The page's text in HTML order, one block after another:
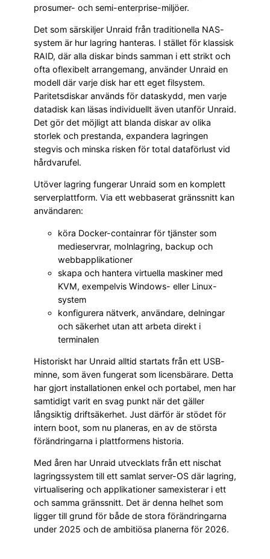
prosumer- och semi-enterprise-miljöer.
Det som särskiljer Unraid från traditionella NAS-
system är hur lagring hanteras. I stället för klassisk
RAID, där alla diskar binds samman i ett strikt och
ofta oflexibelt arrangemang, använder Unraid en
modell där varje disk har ett eget filsystem.
Paritetsdiskar används för dataskydd, men varje
datadisk kan läsas individuellt även utanför Unraid.
Det gör det möjligt att blanda diskar av olika
storlek och prestanda, expandera lagringen
stegvis och minska risken för total dataförlust vid
hårdvarufel.
Utöver lagring fungerar Unraid som en komplett
serverplattform. Via ett webbaserat gränssnitt kan
användaren:
köra Docker-containrar för tjänster som
medieservrar, molnlagring, backup och
webbapplikationer
skapa och hantera virtuella maskiner med
KVM, exempelvis Windows- eller Linux-
system
konfigurera nätverk, användare, delningar
och säkerhet utan att arbeta direkt i
terminalen
Historiskt har Unraid alltid startats från ett USB-
minne, som även fungerat som licensbärare. Detta
har gjort installationen enkel och portabel, men har
samtidigt varit en svag punkt när det gäller
långsiktig driftsäkerhet. Just därför är stödet för
intern boot, som nu planeras, en av de största
förändringarna i plattformens historia.
Med åren har Unraid utvecklats från ett nischat
lagringssystem till ett samlat server-OS där lagring,
virtualisering och applikationer samexisterar i ett
och samma gränssnitt. Det är denna helhet som
ligger till grund för både de stora förändringarna
under 2025 och de ambitiösa planerna för 2026.